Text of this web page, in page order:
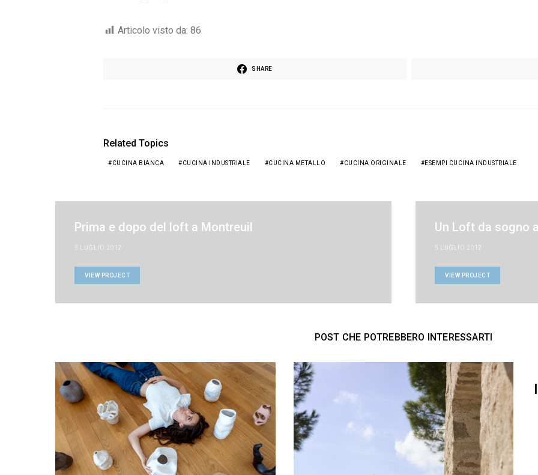
Articolo visto da: 86
SHARE
Related Topics
CUCINA BIANCA CUCINA INDUSTRIALE CUCINA METALLO CUCINA ORIGINALE ESEMPI CUCINA INDUSTRIALE
Prima e dopo del loft a Montreuil
3 LUGLIO 2012
VIEW PROJECT
Un Loft da sogno
5 LUGLIO 2012
VIEW PROJECT
POST CHE POTREBBERO INTERESSARTI